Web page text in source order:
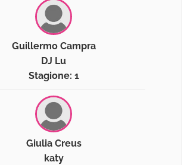
Guillermo Campra
DJ Lu
Stagione: 1
Giulia Creus
katy